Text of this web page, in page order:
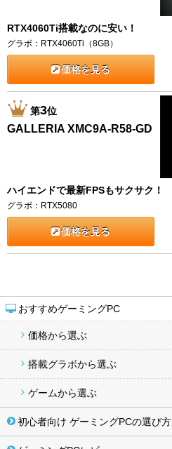
おすすめゲーミングPC
価格から選ぶ
搭載グラボから選ぶ
ゲームから選ぶ
初心者向け ゲーミングPCの選び方
RTX4060Ti搭載なのに安い！
グラボ：RTX4060Ti（8GB）
価格を見る
第3位
GALLERIA XMC9A-R58-GD
ハイエンドで最新FPSもサクサク！
グラボ：RTX5080
価格を見る